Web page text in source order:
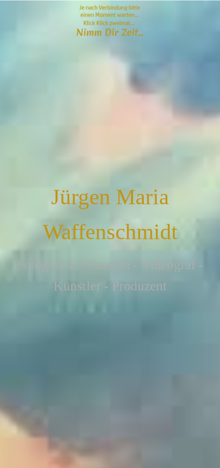
Jürgen Maria
Waffenschmidt
Fotograf aus Passion - Videograf -
Künstler - Produzent